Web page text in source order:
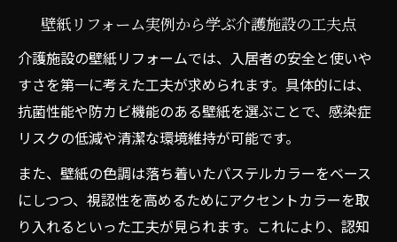
壁紙リフォーム実例から学ぶ介護施設の工夫点
介護施設の壁紙リフォームでは、入居者の安全と使いや
すさを第一に考えた工夫が求められます。具体的には、
抗菌性能や防カビ機能のある壁紙を選ぶことで、感染症
リスクの低減や清潔な環境維持が可能です。
また、壁紙の色調は落ち着いたパステルカラーをベース
にしつつ、視認性を高めるためにアクセントカラーを取
り入れるといった工夫が見られます。これにより、認知